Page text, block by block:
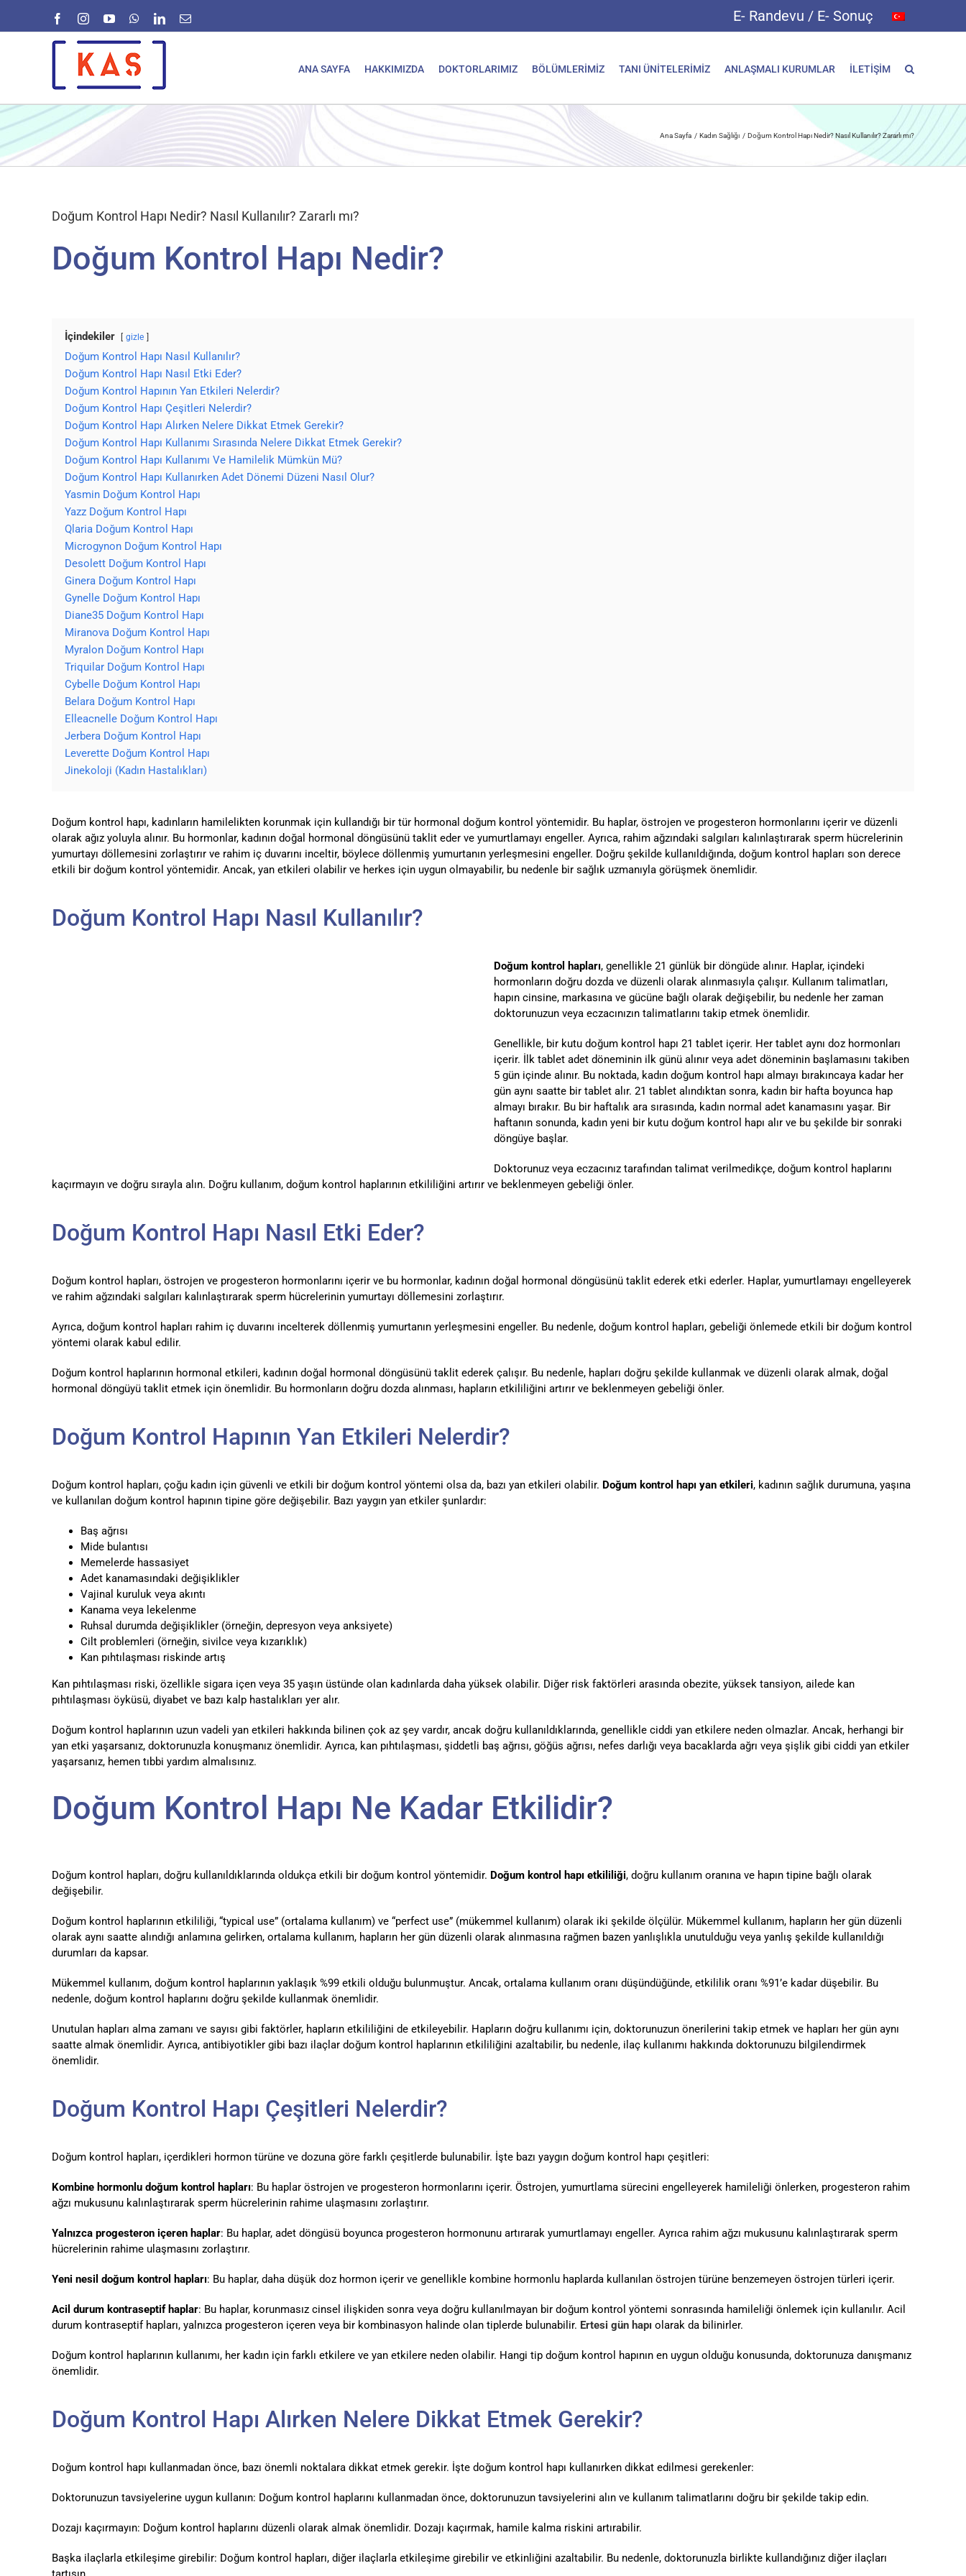
FacebookInstagramYouTubeWhatsApp
LinkedIn
E-
posta
E- Randevu / E- Sonuç
ANA SAYFA HAKKIMIZDA DOKTORLARIMIZ BÖLÜMLERİMİZ TANI ÜNİTELERİMİZ ANLAŞMALI KURUMLAR İLETİŞİM
Ana Sayfa Kadın Sağlığı Doğum Kontrol Hapı Nedir? Nasıl Kullanılır? Zararlı mı?
Doğum Kontrol Hapı Nedir? Nasıl Kullanılır? Zararlı mı?
Doğum Kontrol Hapı Nedir?
İçindekiler gizle
Doğum Kontrol Hapı Nasıl Kullanılır?
Doğum Kontrol Hapı Nasıl Etki Eder?
Doğum Kontrol Hapının Yan Etkileri Nelerdir?
Doğum Kontrol Hapı Çeşitleri Nelerdir?
Doğum Kontrol Hapı Alırken Nelere Dikkat Etmek Gerekir?
Doğum Kontrol Hapı Kullanımı Sırasında Nelere Dikkat Etmek Gerekir?
Doğum Kontrol Hapı Kullanımı Ve Hamilelik Mümkün Mü?
Doğum Kontrol Hapı Kullanırken Adet Dönemi Düzeni Nasıl Olur?
Yasmin Doğum Kontrol Hapı
Yazz Doğum Kontrol Hapı
Qlaria Doğum Kontrol Hapı
Microgynon Doğum Kontrol Hapı
Desolett Doğum Kontrol Hapı
Ginera Doğum Kontrol Hapı
Gynelle Doğum Kontrol Hapı
Diane35 Doğum Kontrol Hapı
Miranova Doğum Kontrol Hapı
Myralon Doğum Kontrol Hapı
Triquilar Doğum Kontrol Hapı
Cybelle Doğum Kontrol Hapı
Belara Doğum Kontrol Hapı
Elleacnelle Doğum Kontrol Hapı
Jerbera Doğum Kontrol Hapı
Leverette Doğum Kontrol Hapı
Jinekoloji (Kadın Hastalıkları)
Doğum kontrol hapı, kadınların hamilelikten korunmak için kullandığı bir tür hormonal doğum kontrol yöntemidir. Bu haplar, östrojen ve progesteron hormonlarını içerir ve düzenli
olarak ağız yoluyla alınır. Bu hormonlar, kadının doğal hormonal döngüsünü taklit eder ve yumurtlamayı engeller. Ayrıca, rahim ağzındaki salgıları kalınlaştırarak sperm hücrelerinin
yumurtayı döllemesini zorlaştırır ve rahim iç duvarını inceltir, böylece döllenmiş yumurtanın yerleşmesini engeller. Doğru şekilde kullanıldığında, doğum kontrol hapları son derece
etkili bir doğum kontrol yöntemidir. Ancak, yan etkileri olabilir ve herkes için uygun olmayabilir, bu nedenle bir sağlık uzmanıyla görüşmek önemlidir.
Doğum Kontrol Hapı Nasıl Kullanılır?
Doğum kontrol hapları, genellikle 21 günlük bir döngüde alınır. Haplar, içindeki
hormonların doğru dozda ve düzenli olarak alınmasıyla çalışır. Kullanım talimatları,
hapın cinsine, markasına ve gücüne bağlı olarak değişebilir, bu nedenle her zaman
doktorunuzun veya eczacınızın talimatlarını takip etmek önemlidir.
Genellikle, bir kutu doğum kontrol hapı 21 tablet içerir. Her tablet aynı doz hormonları
içerir. İlk tablet adet döneminin ilk günü alınır veya adet döneminin başlamasını takiben
5 gün içinde alınır. Bu noktada, kadın doğum kontrol hapı almayı bırakıncaya kadar her
gün aynı saatte bir tablet alır. 21 tablet alındıktan sonra, kadın bir hafta boyunca hap
almayı bırakır. Bu bir haftalık ara sırasında, kadın normal adet kanamasını yaşar. Bir
haftanın sonunda, kadın yeni bir kutu doğum kontrol hapı alır ve bu şekilde bir sonraki
döngüye başlar.
Doktorunuz veya eczacınız tarafından talimat verilmedikçe, doğum kontrol haplarını
kaçırmayın ve doğru sırayla alın. Doğru kullanım, doğum kontrol haplarının etkililiğini artırır ve beklenmeyen gebeliği önler.
Doğum Kontrol Hapı Nasıl Etki Eder?
Doğum kontrol hapları, östrojen ve progesteron hormonlarını içerir ve bu hormonlar, kadının doğal hormonal döngüsünü taklit ederek etki ederler. Haplar, yumurtlamayı engelleyerek
ve rahim ağzındaki salgıları kalınlaştırarak sperm hücrelerinin yumurtayı döllemesini zorlaştırır.
Ayrıca, doğum kontrol hapları rahim iç duvarını incelterek döllenmiş yumurtanın yerleşmesini engeller. Bu nedenle, doğum kontrol hapları, gebeliği önlemede etkili bir doğum kontrol
yöntemi olarak kabul edilir.
Doğum kontrol haplarının hormonal etkileri, kadının doğal hormonal döngüsünü taklit ederek çalışır. Bu nedenle, hapları doğru şekilde kullanmak ve düzenli olarak almak, doğal
hormonal döngüyü taklit etmek için önemlidir. Bu hormonların doğru dozda alınması, hapların etkililiğini artırır ve beklenmeyen gebeliği önler.
Doğum Kontrol Hapının Yan Etkileri Nelerdir?
Doğum kontrol hapları, çoğu kadın için güvenli ve etkili bir doğum kontrol yöntemi olsa da, bazı yan etkileri olabilir. Doğum kontrol hapı yan etkileri, kadının sağlık durumuna, yaşına
ve kullanılan doğum kontrol hapının tipine göre değişebilir. Bazı yaygın yan etkiler şunlardır:
Baş ağrısı
Mide bulantısı
Memelerde hassasiyet
Adet kanamasındaki değişiklikler
Vajinal kuruluk veya akıntı
Kanama veya lekelenme
Ruhsal durumda değişiklikler (örneğin, depresyon veya anksiyete)
Cilt problemleri (örneğin, sivilce veya kızarıklık)
Kan pıhtılaşması riskinde artış
Kan pıhtılaşması riski, özellikle sigara içen veya 35 yaşın üstünde olan kadınlarda daha yüksek olabilir. Diğer risk faktörleri arasında obezite, yüksek tansiyon, ailede kan
pıhtılaşması öyküsü, diyabet ve bazı kalp hastalıkları yer alır.
Doğum kontrol haplarının uzun vadeli yan etkileri hakkında bilinen çok az şey vardır, ancak doğru kullanıldıklarında, genellikle ciddi yan etkilere neden olmazlar. Ancak, herhangi bir
yan etki yaşarsanız, doktorunuzla konuşmanız önemlidir. Ayrıca, kan pıhtılaşması, şiddetli baş ağrısı, göğüs ağrısı, nefes darlığı veya bacaklarda ağrı veya şişlik gibi ciddi yan etkiler
yaşarsanız, hemen tıbbi yardım almalısınız.
Doğum Kontrol Hapı Ne Kadar Etkilidir?
Doğum kontrol hapları, doğru kullanıldıklarında oldukça etkili bir doğum kontrol yöntemidir. Doğum kontrol hapı etkililiği, doğru kullanım oranına ve hapın tipine bağlı olarak
değişebilir.
Doğum kontrol haplarının etkililiği, “typical use” (ortalama kullanım) ve “perfect use” (mükemmel kullanım) olarak iki şekilde ölçülür. Mükemmel kullanım, hapların her gün düzenli
olarak aynı saatte alındığı anlamına gelirken, ortalama kullanım, hapların her gün düzenli olarak alınmasına rağmen bazen yanlışlıkla unutulduğu veya yanlış şekilde kullanıldığı
durumları da kapsar.
Mükemmel kullanım, doğum kontrol haplarının yaklaşık %99 etkili olduğu bulunmuştur. Ancak, ortalama kullanım oranı düşündüğünde, etkililik oranı %91’e kadar düşebilir. Bu
nedenle, doğum kontrol haplarını doğru şekilde kullanmak önemlidir.
Unutulan hapları alma zamanı ve sayısı gibi faktörler, hapların etkililiğini de etkileyebilir. Hapların doğru kullanımı için, doktorunuzun önerilerini takip etmek ve hapları her gün aynı
saatte almak önemlidir. Ayrıca, antibiyotikler gibi bazı ilaçlar doğum kontrol haplarının etkililiğini azaltabilir, bu nedenle, ilaç kullanımı hakkında doktorunuzu bilgilendirmek
önemlidir.
Doğum Kontrol Hapı Çeşitleri Nelerdir?
Doğum kontrol hapları, içerdikleri hormon türüne ve dozuna göre farklı çeşitlerde bulunabilir. İşte bazı yaygın doğum kontrol hapı çeşitleri:
Kombine hormonlu doğum kontrol hapları: Bu haplar östrojen ve progesteron hormonlarını içerir. Östrojen, yumurtlama sürecini engelleyerek hamileliği önlerken, progesteron rahim
ağzı mukusunu kalınlaştırarak sperm hücrelerinin rahime ulaşmasını zorlaştırır.
Yalnızca progesteron içeren haplar: Bu haplar, adet döngüsü boyunca progesteron hormonunu artırarak yumurtlamayı engeller. Ayrıca rahim ağzı mukusunu kalınlaştırarak sperm
hücrelerinin rahime ulaşmasını zorlaştırır.
Yeni nesil doğum kontrol hapları: Bu haplar, daha düşük doz hormon içerir ve genellikle kombine hormonlu haplarda kullanılan östrojen türüne benzemeyen östrojen türleri içerir.
Acil durum kontraseptif haplar: Bu haplar, korunmasız cinsel ilişkiden sonra veya doğru kullanılmayan bir doğum kontrol yöntemi sonrasında hamileliği önlemek için kullanılır. Acil
durum kontraseptif hapları, yalnızca progesteron içeren veya bir kombinasyon halinde olan tiplerde bulunabilir. Ertesi gün hapı olarak da bilinirler.
Doğum kontrol haplarının kullanımı, her kadın için farklı etkilere ve yan etkilere neden olabilir. Hangi tip doğum kontrol hapının en uygun olduğu konusunda, doktorunuza danışmanız
önemlidir.
Doğum Kontrol Hapı Alırken Nelere Dikkat Etmek Gerekir?
Doğum kontrol hapı kullanmadan önce, bazı önemli noktalara dikkat etmek gerekir. İşte doğum kontrol hapı kullanırken dikkat edilmesi gerekenler:
Doktorunuzun tavsiyelerine uygun kullanın: Doğum kontrol haplarını kullanmadan önce, doktorunuzun tavsiyelerini alın ve kullanım talimatlarını doğru bir şekilde takip edin.
Dozajı kaçırmayın: Doğum kontrol haplarını düzenli olarak almak önemlidir. Dozajı kaçırmak, hamile kalma riskini artırabilir.
Başka ilaçlarla etkileşime girebilir: Doğum kontrol hapları, diğer ilaçlarla etkileşime girebilir ve etkinliğini azaltabilir. Bu nedenle, doktorunuzla birlikte kullandığınız diğer ilaçları